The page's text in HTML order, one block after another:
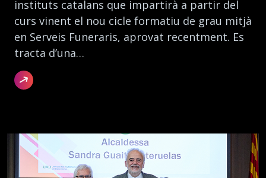
instituts catalans que impartirà a partir del
curs vinent el nou cicle formatiu de grau mitjà
en Serveis Funeraris, aprovat recentment. Es
tracta d’una…